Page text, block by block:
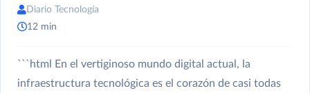
Diario Tecnología
12 min
```html En el vertiginoso mundo digital actual, la
infraestructura tecnológica es el corazón de casi todas